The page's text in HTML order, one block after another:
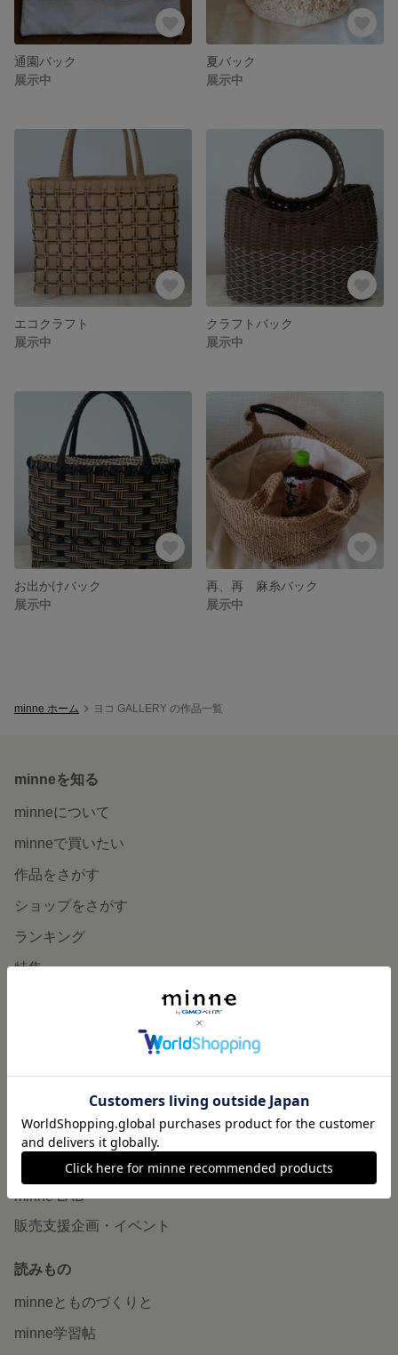
通園バック
展示中
夏バック
展示中
エコクラフト
展示中
クラフトバック
展示中
お出かけバック
展示中
再、再 麻糸バック
展示中
minne ホーム ヨコ GALLERY の作品一覧
minneを知る
minneについて
minneで買いたい
作品をさがす
ショップをさがす
ランキング
特集
食品販売
ヴィンテージ販売
ダウンロード販売
minne PLUS
minne LAB
販売支援企画・イベント
読みもの
minneとものづくりと
minne学習帖